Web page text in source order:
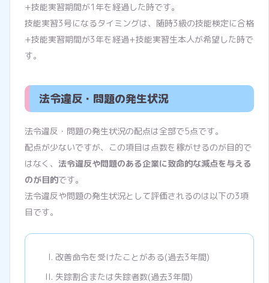
+技能実習期間が1年を経過した時です。
技能実習3号になるタイミングは、随時3級の技能検定に合格
+技能実習期間が3年を経過+技能実習生本人が希望した時で
す。
法令違反・問題の発生状況
法令違反・問題の発生状況の配点は全部で5点です。
配点が少ないですが、この項目は点数を稼がせるのが目的で
はなく、 法令違反や問題のある企業に致命的な減点を与える
のが目的です。
法令違反や問題の発生状況として評価されるのは以下の3項
目です。
改善命令を受けたことがある(過去3年間)
失踪割合または失踪者数(過去3年間)